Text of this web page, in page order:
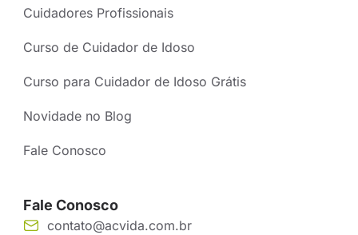
Cuidadores Profissionais
Curso de Cuidador de Idoso
Curso para Cuidador de Idoso Grátis
Novidade no Blog
Fale Conosco
Fale Conosco
contato@acvida.com.br